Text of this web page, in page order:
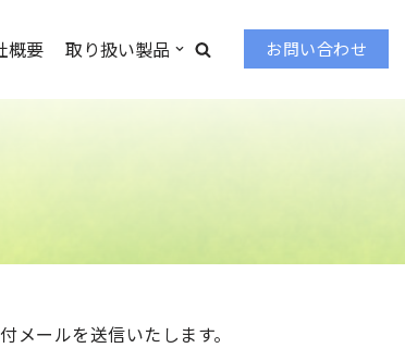
概要 取り扱い製品 お問い合わせ
ールを送信いたします。